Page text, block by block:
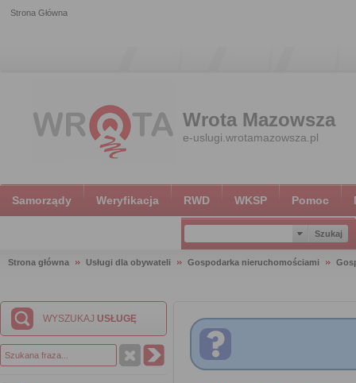
Strona Główna
Wrota Mazowsza
e-uslugi.wrotamazowsza.pl
Samorządy Weryfikacja RWD WKSP Pomoc
Strona główna Usługi dla obywateli Gospodarka nieruchomościami
WYSZUKAJ USŁUGĘ